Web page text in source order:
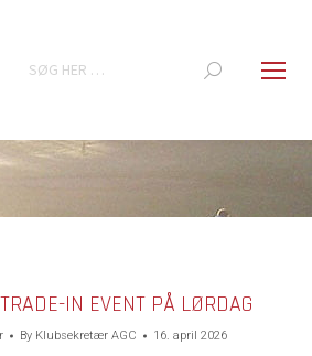
Search:
IN EVENT PÅ LØRDAG
By Klubsekretær AGC 16. april 2026